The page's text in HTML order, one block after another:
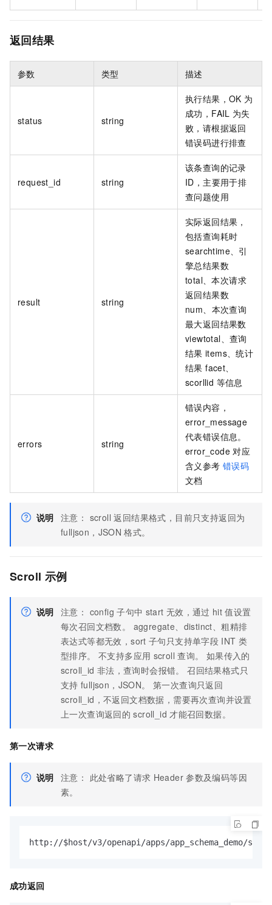
返回结果
参数 类型 描述
status string
执行结果，OK 为
成功，FAIL 为失
败，请根据返回
错误码进行排查
request_id string
该条查询的记录
ID，主要用于排
查问题使用
result string
实际返回结果，
包括查询耗时
searchtime、引
擎总结果数
total、本次请求
返回结果数
num、本次查询
最大返回结果数
viewtotal、查询
结果 items、统计
结果 facet、
scorllid 等信息
errors string
错误内容，
error_message
代表错误信息。
error_code 对应
含义参考 错误码
文档
说明 注意： scroll 返回结果格式，目前只支持返回为
fulljson，JSON 格式。
Scroll 示例
说明 注意： config 子句中 start 无效，通过 hit 值设置
每次召回文档数。 aggregate、distinct、粗精排
表达式等都无效，sort 子句只支持单字段 INT 类
型排序。 不支持多应用 scroll 查询。 如果传入的
scroll_id 非法，查询时会报错。 召回结果格式只
支持 fulljson，JSON。 第一次查询只返回
scroll_id，不返回文档数据，需要再次查询并设置
上一次查询返回的 scroll_id 才能召回数据。
第一次请求
说明 注意： 此处省略了请求 Header 参数及编码等因
素。
http://$host/v3/openapi/apps/app_schema_demo/
成功返回